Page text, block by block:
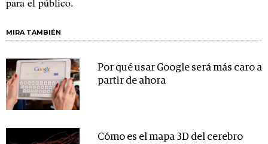
MIRA TAMBIÉN
Por qué usar Google será más caro a
partir de ahora
Cómo es el mapa 3D del cerebro